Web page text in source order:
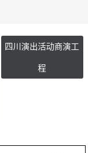
四川演出活动商演工
程